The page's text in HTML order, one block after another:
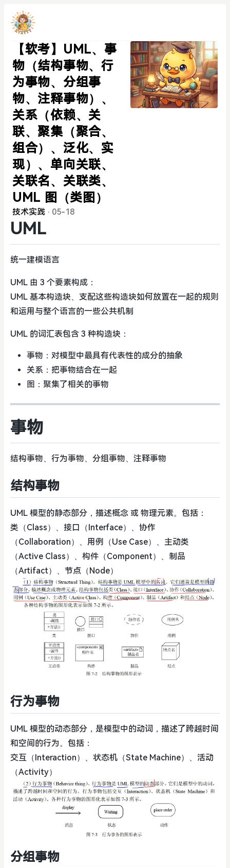
【软考】UML、事
物（结构事物、行
为事物、分组事
物、注释事物）、
关系（依赖、关
联、聚集（聚合、
组合）、泛化、实
现）、单向关联、
关联名、关联类、
UML 图（类图）
技术实践 · 05-18
UML
统一建模语言
UML 由 3 个要素构成：
UML 基本构造块、支配这些构造块如何放置在一起的规则
和运用与整个语言的一些公共机制
UML 的词汇表包含 3 种构造块：
事物：对模型中最具有代表性的成分的抽象
关系：把事物结合在一起
图：聚集了相关的事物
事物
结构事物、行为事物、分组事物、注释事物
结构事物
UML 模型的静态部分，描述概念 或 物理元素。包括：
类（Class）、接口（Interface）、协作
（Collaboration）、用例（Use Case）、主动类
（Active Class）、构件（Component）、制品
（Artifact）、节点（Node）
行为事物
UML 模型的动态部分，是模型中的动词，描述了跨越时间
和空间的行为。包括：
交互（Interaction）、状态机（State Machine）、活动
（Activity）
分组事物